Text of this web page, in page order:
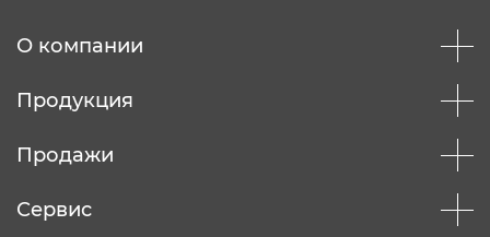
О компании
Продукция
Продажи
Сервис